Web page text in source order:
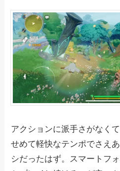
アクションに派手さがなく
せめて軽快なテンポでさえ
シだったはず。スマートフ